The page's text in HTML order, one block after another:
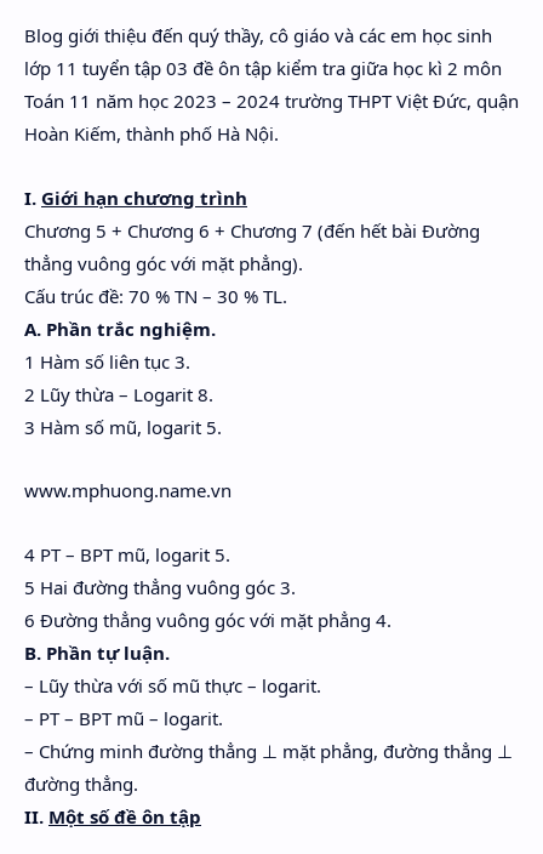
Hidden Menu
Hidden Menu
Blog giới thiệu đến quý thầy, cô giáo và các em học sinh
lớp 11 tuyển tập 03 đề ôn tập kiểm tra giữa học kì 2 môn
Toán 11 năm học 2023 – 2024 trường THPT Việt Đức, quận
Hoàn Kiếm, thành phố Hà Nội.
I. Giới hạn chương trình
Chương 5 + Chương 6 + Chương 7 (đến hết bài Đường
thẳng vuông góc với mặt phẳng).
Cấu trúc đề: 70 % TN – 30 % TL.
A. Phần trắc nghiệm.
1 Hàm số liên tục 3.
2 Lũy thừa – Logarit 8.
3 Hàm số mũ, logarit 5.
www.mphuong.name.vn
4 PT – BPT mũ, logarit 5.
5 Hai đường thẳng vuông góc 3.
6 Đường thẳng vuông góc với mặt phẳng 4.
B. Phần tự luận.
– Lũy thừa với số mũ thực – logarit.
– PT – BPT mũ – logarit.
– Chứng minh đường thẳng ⊥ mặt phẳng, đường thẳng ⊥
đường thẳng.
II. Một số đề ôn tập